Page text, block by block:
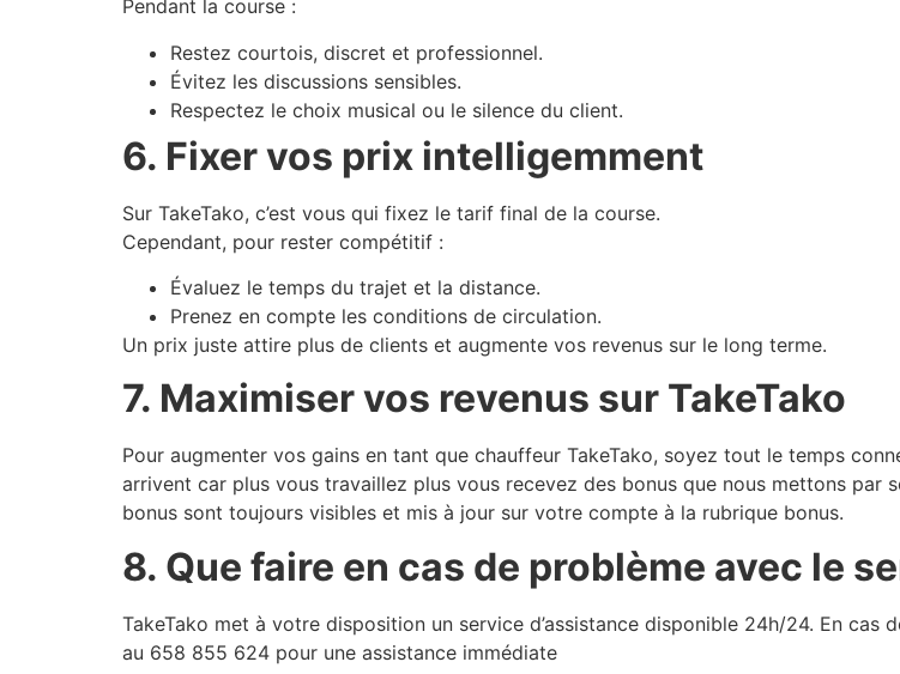
Pendant la course :
Restez courtois, discret et professionnel.
Évitez les discussions sensibles.
Respectez le choix musical ou le silence du client.
6. Fixer vos prix intelligemment
Sur TakeTako, c’est vous qui fixez le tarif final de la course.
Cependant, pour rester compétitif :
Évaluez le temps du trajet et la distance.
Prenez en compte les conditions de circulation.
Un prix juste attire plus de clients et augmente vos revenus sur le long terme.
7. Maximiser vos revenus sur TakeTako
Pour augmenter vos gains en tant que chauffeur TakeTako, soyez tout le temps
arrivent car plus vous travaillez plus vous recevez des bonus que nous mettons par
bonus sont toujours visibles et mis à jour sur votre compte à la rubrique bonus.
8. Que faire en cas de problème avec le
TakeTako met à votre disposition un service d’assistance disponible 24h/24. En cas
au 658 855 624 pour une assistance immédiate